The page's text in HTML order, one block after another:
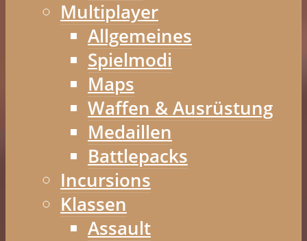
Multiplayer
Allgemeines
Spielmodi
Maps
Waffen & Ausrüstung
Medaillen
Battlepacks
Incursions
Klassen
Assault